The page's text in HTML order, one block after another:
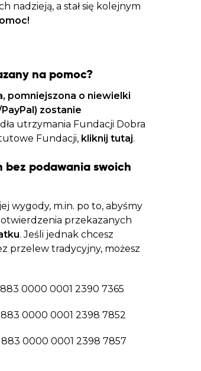
nadzieją, a stał się kolejnym
na pomoc?
pomniejszona o niewielki
zostanie
utrzymania Fundacji Dobra
Fundacji, kliknij tutaj.
bez podawania swoich
wygody, m.in. po to, abyśmy
przekazanych
. Jeśli jednak chcesz
przelew tradycyjny, możesz
0000 0001 2390 7365
0000 0001 2398 7852
0000 0001 2398 7857